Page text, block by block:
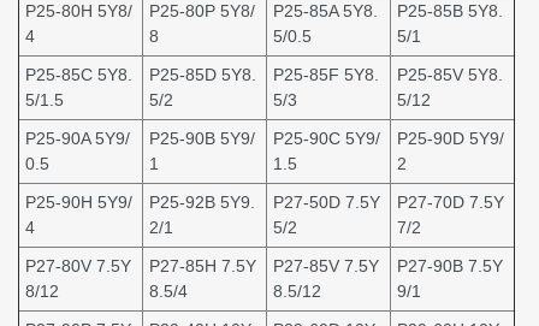
P25-80H 5Y8/
4
P25-80P 5Y8/
8
P25-85A 5Y8.
5/0.5
P25-85B 5Y8.
5/1
P25-85C 5Y8.
5/1.5
P25-85D 5Y8.
5/2
P25-85F 5Y8.
5/3
P25-85V 5Y8.
5/12
P25-90A 5Y9/
0.5
P25-90B 5Y9/
1
P25-90C 5Y9/
1.5
P25-90D 5Y9/
2
P25-90H 5Y9/
4
P25-92B 5Y9.
2/1
P27-50D 7.5Y
5/2
P27-70D 7.5Y
7/2
P27-80V 7.5Y
8/12
P27-85H 7.5Y
8.5/4
P27-85V 7.5Y
8.5/12
P27-90B 7.5Y
9/1